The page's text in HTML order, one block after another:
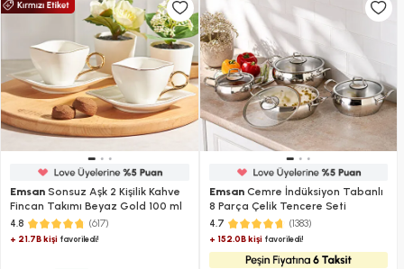
Emsan Sonsuz Aşk 2 Kişilik Kahve
Fincan Takımı Beyaz Gold 100 ml
4.8 (617)
+ 21.7B kişi favoriledi!
EmsanCemre İndüksiyon Tabanlı
8 Parça Çelik Tencere Seti
4.7 (1383)
+ 152.0B kişifavoriledi!